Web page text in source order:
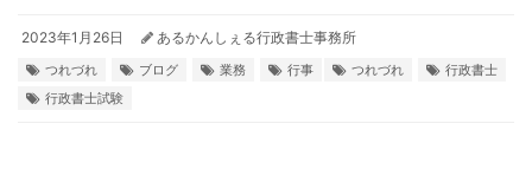
2023年1月26日 あるかんしぇる行政書士事務所
つれづれ ブログ 業務 行事 つれづれ
行政書士
行政書士試験